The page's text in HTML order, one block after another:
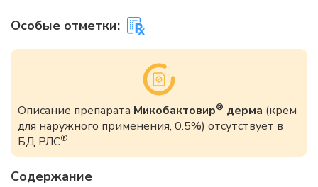
Особые отметки:
Описание препарата Микобактовир® дерма (крем
для наружного применения, 0.5%) отсутствует в
БД РЛС®
Содержание